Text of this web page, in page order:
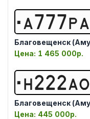
А777Р А
Цена: 1 465 000р.
Н222 АО
Цена: 445 000р.